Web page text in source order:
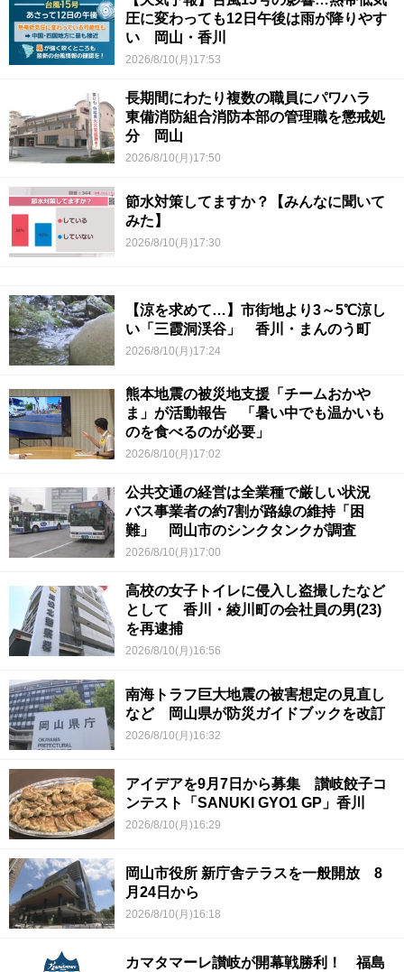
圧に変わっても12日午後は雨が降りやす
い 岡山・香川
2026/8/10(月)17:53
長期間にわたり複数の職員にパワハラ
東備消防組合消防本部の管理職を懲戒処
分 岡山
2026/8/10(月)17:50
節水対策してますか？【みんなに聞いて
みた】
2026/8/10(月)17:30
【涼を求めて…】市街地より3～5℃涼し
い「三霞洞渓谷」 香川・まんのう町
2026/8/10(月)17:24
熊本地震の被災地支援「チームおかや
ま」が活動報告 「暑い中でも温かいも
のを食べるのが必要」
2026/8/10(月)17:02
公共交通の経営は全業種で厳しい状況
バス事業者の約7割が路線の維持「困
難」 岡山市のシンクタンクが調査
2026/8/10(月)17:00
高校の女子トイレに侵入し盗撮したなど
として 香川・綾川町の会社員の男(23)
を再逮捕
2026/8/10(月)16:56
南海トラフ巨大地震の被害想定の見直し
など 岡山県が防災ガイドブックを改訂
2026/8/10(月)16:32
アイデアを9月7日から募集 讃岐餃子コ
ンテスト「SANUKI GYO1 GP」香川
2026/8/10(月)16:29
岡山市役所 新庁舎テラスを一般開放 8
月24日から
2026/8/10(月)16:18
カマタマーレ讃岐が開幕戦勝利！ 福島